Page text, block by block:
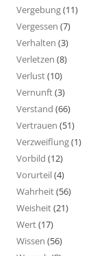
Vergebung(11)
Vergessen (7)
Verhalten (3)
Verletzen (8)
Verlust(10)
Vernunft(3)
Verstand (66)
Vertrauen (51)
Verzweiflung(1)
Vorbild (12)
Vorurteil(4)
Wahrheit(56)
Weisheit(21)
Wert(17)
Wissen (56)